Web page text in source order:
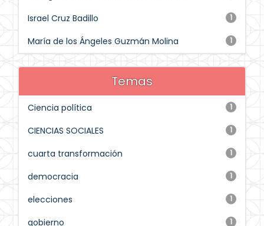
1
Israel Cruz Badillo
1
María de los Ángeles Guzmán Molina
Temas
1
Ciencia política
1
CIENCIAS SOCIALES
1
cuarta transformación
1
democracia
1
elecciones
1
gobierno